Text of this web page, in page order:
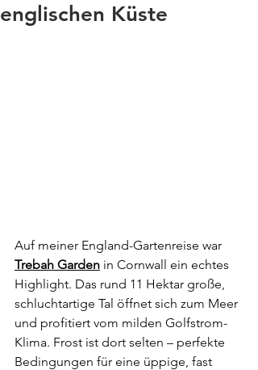
englischen Küste
Auf meiner England-Gartenreise war
Trebah Garden in Cornwall ein echtes
Highlight. Das rund 11 Hektar große,
schluchtartige Tal öffnet sich zum Meer
und profitiert vom milden Golfstrom-
Klima. Frost ist dort selten – perfekte
Bedingungen für eine üppige, fast